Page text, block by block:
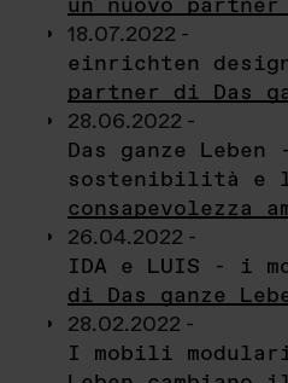
18.07.2022 -
einrichten
partner di Das
28.06.2022 -
Das ganze Leben
sostenibilità e
consapevolezza
26.04.2022 -
IDA e LUIS - i
di Das ganze
28.02.2022 -
I mobili